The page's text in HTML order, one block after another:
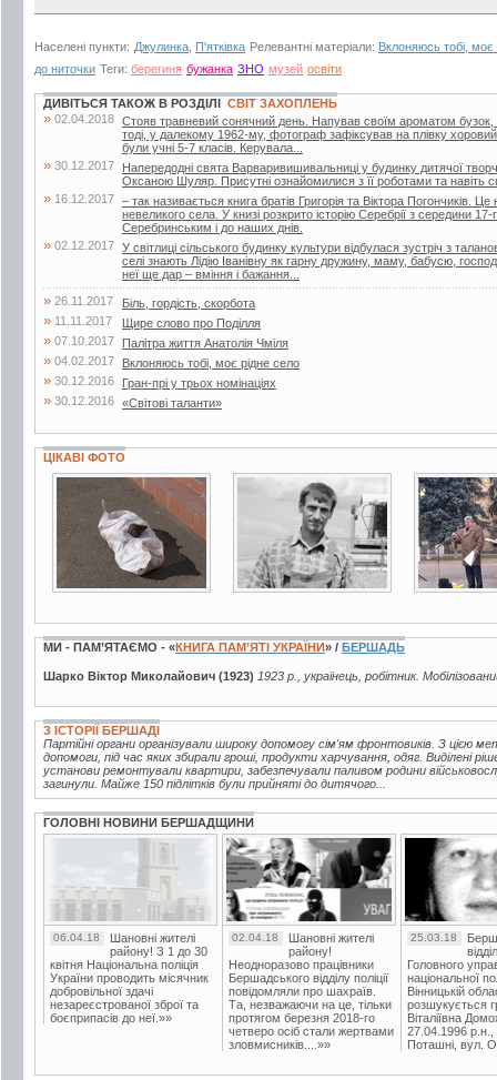
Населені пункти: Джулинка П'ятківка Релевантні матеріали: Вклоняюсь тобі, моє
до ниточки Теги: берегиня бужанка ЗНО музей освіти
ДИВІТЬСЯ ТАКОЖ В РОЗДІЛІ СВІТ ЗАХОПЛЕНЬ
» 02.04.2018 Стояв травневий сонячний день. Напував своїм ароматом
тоді, у далекому 1962-му, фотограф зафіксував на плівку
були учні 5-7 класів. Керувала...
» 30.12.2017
Напередодні свята Варваривишивальниці у будинку дитячої
Оксаною Шуляр. Присутні ознайомилися з її роботами та
» 16.12.2017 – так називається книга братів Григорія та Віктора Погончиків.
невеликого села. У книзі розкрито історію Серебрії з середини
Серебринським і до наших днів.
» 02.12.2017 У світлиці сільського будинку культури відбулася зустріч з
селі знають Лідію Іванівну як гарну дружину, маму, бабусю,
неї ще дар – вміння і бажання...
» 26.11.2017 Біль, гордість, скорбота
» 11.11.2017 Щире слово про Поділля
» 07.10.2017 Палітра життя Анатолія Чміля
» 04.02.2017 Вклоняюсь тобі, моє рідне село
» 30.12.2016 Гран-прі у трьох номінаціях
» 30.12.2016 «Світові таланти»
ЦІКАВІ ФОТО
3 фото
МИ - ПАМ’ЯТАЄМО - «КНИГА ПАМ’ЯТІ УКРАЇНИ» / БЕРШАДЬ
Шарко Віктор Миколайович (1923) 1923 р., українець, робітник.
З ІСТОРІЇ БЕРШАДІ
Партійні органи організували широку допомогу сім'ям фронтовиків. З цією
допомоги, під час яких збирали гроші, продукти харчування, одяг. Виділені
установи ремонтували квартири, забезпечували паливом родини
загинули. Майже 150 підлітків були прийняті до дитячого...
ГОЛОВНІ НОВИНИ БЕРШАДЩИНИ
06.04.18
Шановні жителі
району! З 1 до 30
квітня Національна поліція
України проводить місячник
добровільної здачі
незареєстрованої зброї та
боєприпасів до неї.»»
02.04.18
Шановні жителі
району!
Неодноразово працівники
Бершадського відділу поліції
повідомляли про шахраїв.
Та, незважаючи на це, тільки
протягом березня 2018-го
четверо осіб стали жертвами
зловмисників....»»
25.03.18
Головного
національної
Вінницькій
розшукується
Віталіївна
27.04.1996 р.н.,
Поташні, вул.